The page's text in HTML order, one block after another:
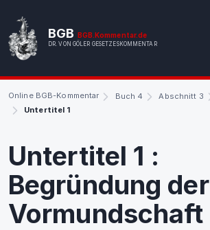
BGB BGB.Kommentar.de
DR. VON GÖLER GESETZESKOMMENTAR
Online BGB-Kommentar Buch 4 Abschnitt 3
Untertitel 1
Untertitel 1 :
Begründung der
Vormundschaft